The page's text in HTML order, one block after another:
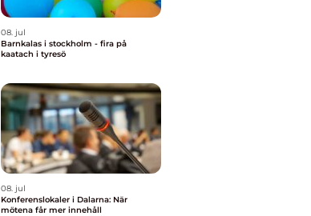
08. jul
Barnkalas i stockholm - fira på
kaatach i tyresö
08. jul
Konferenslokaler i Dalarna: När
mötena får mer innehåll